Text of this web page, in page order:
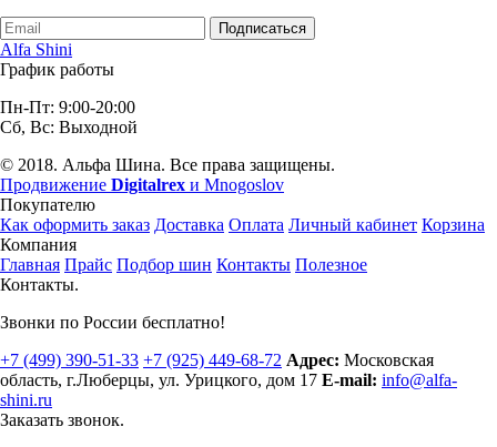
Подписаться
Alfa Shini
График работы
Пн-Пт: 9:00-20:00
Сб, Вс: Выходной
© 2018. Альфа Шина. Все права защищены.
Продвижение Digitalrex и Mnogoslov
Покупателю
Как оформить заказ Доставка Оплата Личный кабинет Корзина
Компания
Главная Прайс Подбор шин Контакты Полезное
Контакты.
Звонки по России бесплатно!
+7 (499) 390-51-33 +7 (925) 449-68-72 Адрес: Московская
область, г.Люберцы, ул. Урицкого, дом 17 E-mail: info@alfa-
shini.ru
Заказать звонок.